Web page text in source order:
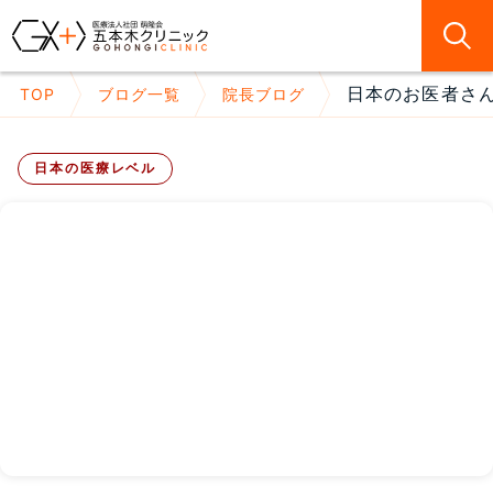
TOP ブログ一覧 院長ブログ 日本のお医者さ
日本の医療レベル